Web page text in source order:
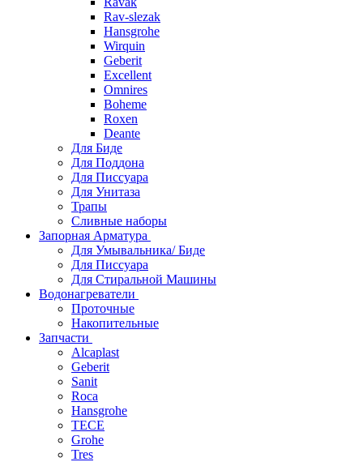
Rav-slezak
Hansgrohe
Wirquin
Geberit
Excellent
Omnires
Boheme
Roxen
Deante
Для Биде
Для Поддона
Для Писсуара
Для Унитаза
Трапы
Сливные наборы
Запорная Арматура
Для Умывальника/ Биде
Для Писсуара
Для Стиральной Машины
Водонагреватели
Проточные
Накопительные
Запчасти
Alcaplast
Geberit
Sanit
Roca
Hansgrohe
TECE
Grohe
Tres